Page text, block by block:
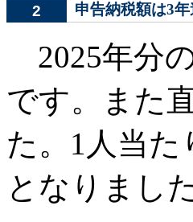
2 申告納税額は3
2025年分
です。また
た。1人当た
となりまし